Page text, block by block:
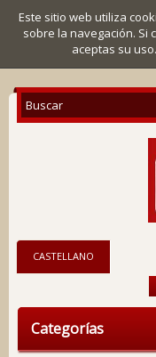
CASTELLANO
Categorías
Este sitio web utiliza
sobre la navegación. Si
aceptas su uso.